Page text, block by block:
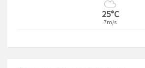
25°C
7m/s